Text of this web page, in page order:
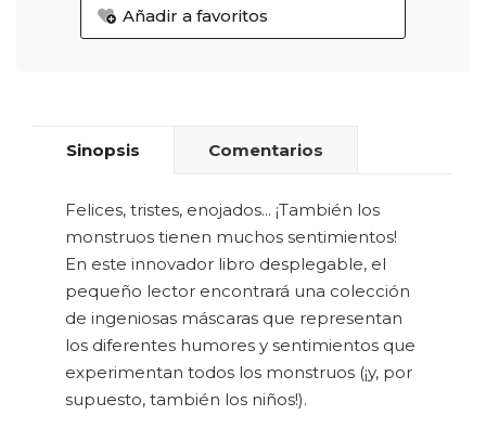
Añadir a favoritos
Sinopsis Comentarios
Felices, tristes, enojados... ¡También los
monstruos tienen muchos sentimientos!
En este innovador libro desplegable, el
pequeño lector encontrará una colección
de ingeniosas máscaras que representan
los diferentes humores y sentimientos que
experimentan todos los monstruos (¡y, por
supuesto, también los niños!).